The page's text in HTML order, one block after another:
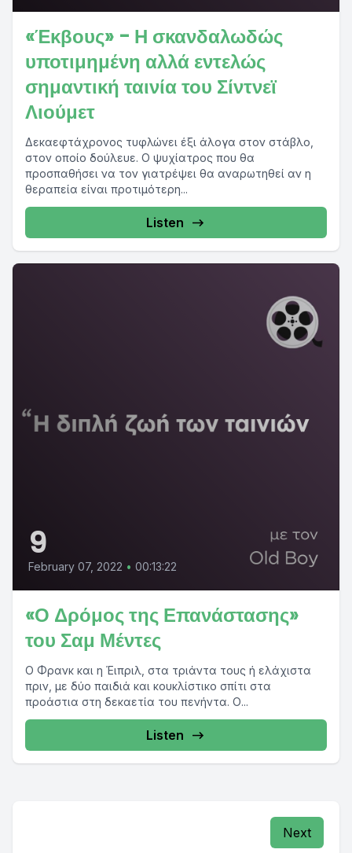
«Έκβους» - Η σκανδαλωδώς
υποτιμημένη αλλά εντελώς
σημαντική ταινία του Σίντνεϊ
Λιούμετ
Δεκαεφτάχρονος τυφλώνει έξι άλογα στον στάβλο,
στον οποίο δούλευε. Ο ψυχίατρος που θα
προσπαθήσει να τον γιατρέψει θα αναρωτηθεί αν η
θεραπεία είναι προτιμότερη...
Listen
9
February 07, 2022 • 00:13:22
«Ο Δρόμος της Επανάστασης»
του Σαμ Μέντες
Ο Φρανκ και η Έιπριλ, στα τριάντα τους ή ελάχιστα
πριν, με δύο παιδιά και κουκλίστικο σπίτι στα
προάστια στη δεκαετία του πενήντα. Ο...
Listen
Next